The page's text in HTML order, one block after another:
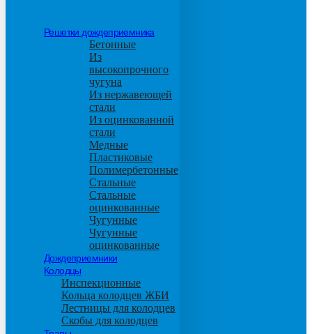
Решетки дождеприемника
Бетонные
Из
высокопрочного
чугуна
Из нержавеющей
стали
Из оцинкованной
стали
Медные
Пластиковые
Полимербетонные
Стальные
Стальные
оцинкованные
Чугунные
Чугунные
оцинкованные
Дождеприемники
Колодцы
Инспекционные
Кольца колодцев ЖБИ
Лестницы для колодцев
Скобы для колодцев